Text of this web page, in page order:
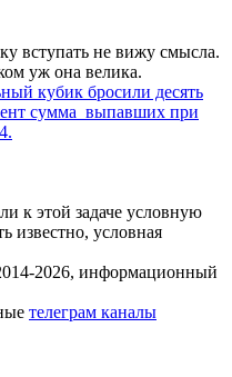
вступать не вижу смысла.
уж она велика.
кубик бросили десять
сумма выпавших при
к этой задаче условную
известно, условная
2026, информационный
телеграм каналы